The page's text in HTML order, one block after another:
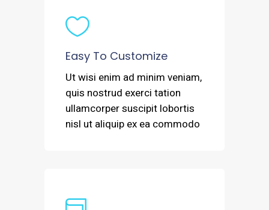
Easy To Customize
Ut wisi enim ad minim veniam,
quis nostrud exerci tation
ullamcorper suscipit lobortis
nisl ut aliquip ex ea commodo